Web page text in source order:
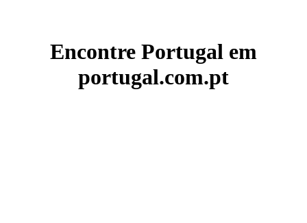
Encontre Portugal em
portugal.com.pt